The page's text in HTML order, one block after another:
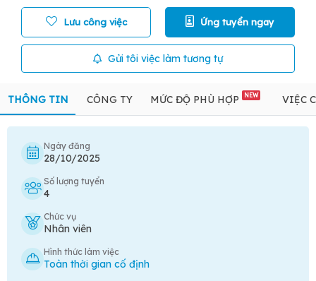
Lưu công việc Ứng tuyển ngay
Gửi tôi việc làm tương tự
THÔNG TIN CÔNG TY MỨC ĐỘ PHÙ HỢP NEW VIỆC
Ngày đăng
28/10/2025
Số lượng tuyển
4
Chức vụ
Nhân viên
Hình thức làm việc
Toàn thời gian cố định